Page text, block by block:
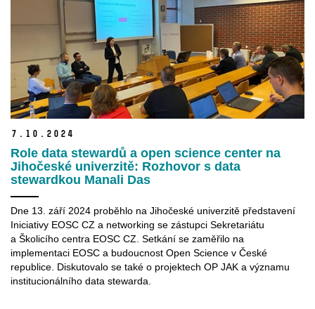
7. 10. 2024
Role data stewardů a open science center na
Jihočeské univerzitě: Rozhovor s data
stewardkou Manali Das
Dne 13. září 2024 proběhlo na Jihočeské univerzitě představení
Iniciativy EOSC CZ a networking se zástupci Sekretariátu
a Školicího centra EOSC CZ. Setkání se zaměřilo na
implementaci EOSC a budoucnost Open Science v České
republice. Diskutovalo se také o projektech OP JAK a významu
institucionálního data stewarda.